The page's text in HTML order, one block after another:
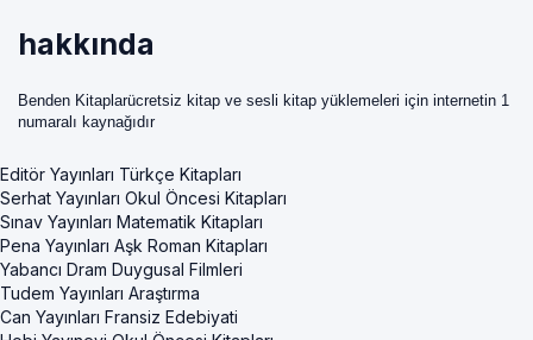
hakkında
Benden Kitaplarücretsiz kitap ve sesli kitap yüklemeleri için internetin 1
numaralı kaynağıdır
Editör Yayınları Türkçe Kitapları
Serhat Yayınları Okul Öncesi Kitapları
Sınav Yayınları Matematik Kitapları
Pena Yayınları Aşk Roman Kitapları
Yabancı Dram Duygusal Filmleri
Tudem Yayınları Araştırma
Can Yayınları Fransiz Edebiyati